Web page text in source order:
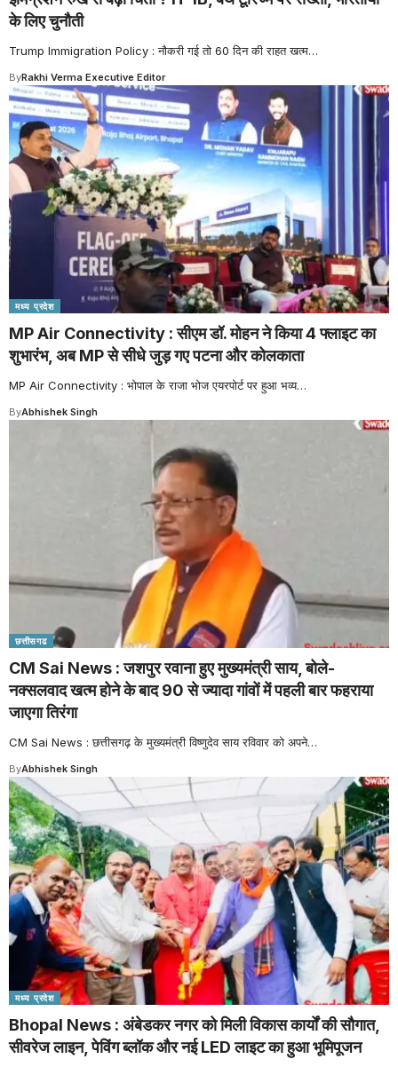
के लिए चुनौती
Trump Immigration Policy : नौकरी गई तो 60 दिन की राहत खत्म…
ByRakhi Verma Executive Editor
मध्य प्रदेश
MP Air Connectivity : सीएम डॉ. मोहन ने किया 4 फ्लाइट का
शुभारंभ, अब MP से सीधे जुड़ गए पटना और कोलकाता
MP Air Connectivity : भोपाल के राजा भोज एयरपोर्ट पर हुआ भव्य…
ByAbhishek Singh
छत्तीसगढ
CM Sai News : जशपुर रवाना हुए मुख्यमंत्री साय, बोले-
नक्सलवाद खत्म होने के बाद 90 से ज्यादा गांवों में पहली बार फहराया
जाएगा तिरंगा
CM Sai News : छत्तीसगढ़ के मुख्यमंत्री विष्णुदेव साय रविवार को अपने…
ByAbhishek Singh
मध्य प्रदेश
Bhopal News : अंबेडकर नगर को मिली विकास कार्यों की सौगात,
सीवरेज लाइन, पेविंग ब्लॉक और नई LED लाइट का हुआ भूमिपूजन